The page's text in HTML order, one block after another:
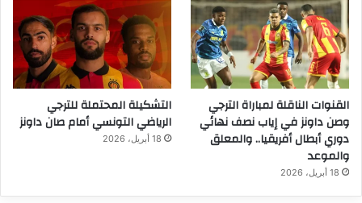
القنوات الناقلة لمباراة الترجي
وصن داونز في إياب نصف نهائي
دوري أبطال أفريقيا.. والمعلق
والموعد
18 أبريل، 2026
التشكيلة المحتملة للترجي
الرياضي التونسي أمام صان داونز
18 أبريل، 2026